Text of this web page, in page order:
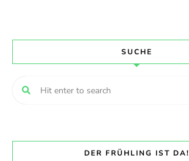
SUCHE
DER FRÜHLING IST DA!